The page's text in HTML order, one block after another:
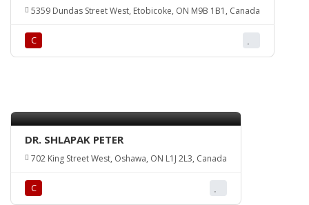
5359 Dundas Street West, Etobicoke, ON M9B 1B1, Canada
С
DR. SHLAPAK PETER
702 King Street West, Oshawa, ON L1J 2L3, Canada
С